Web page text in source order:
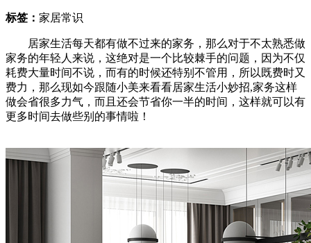
标签： 家居常识
居家生活每天都有做不过来的家务，那么对于不太熟悉做
家务的年轻人来说，这绝对是一个比较棘手的问题，因为不仅
耗费大量时间不说，而有的时候还特别不管用，所以既费时又
费力，那么现如今跟随小美来看看居家生活小妙招,家务这样
做会省很多力气，而且还会节省你一半的时间，这样就可以有
更多时间去做些别的事情啦！